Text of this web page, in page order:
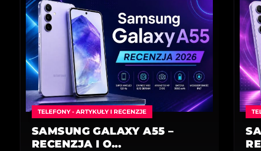
TELEFONY - ARTYKUŁY I RECENZJE
SAMSUNG GALAXY A55 –
RECENZJA I O...